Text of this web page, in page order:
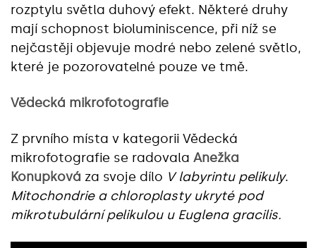
rozptylu světla duhový efekt. Některé druhy
mají schopnost bioluminiscence, při níž se
nejčastěji objevuje modré nebo zelené světlo,
které je pozorovatelné pouze ve tmě.
Vědecká mikrofotografie
Z prvního místa v kategorii Vědecká
mikrofotografie se radovala Anežka
Konupková za svoje dílo V labyrintu pelikuly.
Mitochondrie a chloroplasty ukryté pod
mikrotubulární pelikulou u Euglena gracilis.